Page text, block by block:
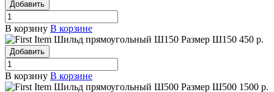
Добавить
В корзину В корзине
Шильд прямоугольный Ш150 Размер Ш150 450 р.
Добавить
В корзину В корзине
Шильд прямоугольный Ш500 Размер Ш500 1500 р.